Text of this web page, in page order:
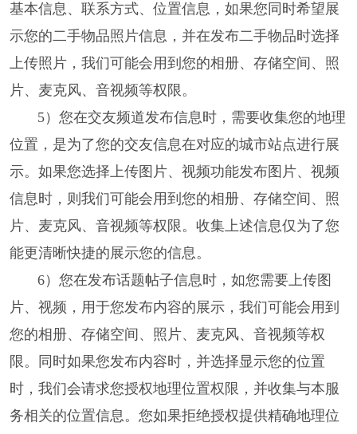
基本信息、联系方式、位置信息，如果您同时希望展
示您的二手物品照片信息，并在发布二手物品时选择
上传照片，我们可能会用到您的相册、存储空间、照
片、麦克风、音视频等权限。
5）您在交友频道发布信息时，需要收集您的地理
位置，是为了您的交友信息在对应的城市站点进行展
示。如果您选择上传图片、视频功能发布图片、视频
信息时，则我们可能会用到您的相册、存储空间、照
片、麦克风、音视频等权限。收集上述信息仅为了您
能更清晰快捷的展示您的信息。
6）您在发布话题帖子信息时，如您需要上传图
片、视频，用于您发布内容的展示，我们可能会用到
您的相册、存储空间、照片、麦克风、音视频等权
限。同时如果您发布内容时，并选择显示您的位置
时，我们会请求您授权地理位置权限，并收集与本服
务相关的位置信息。您如果拒绝授权提供精确地理位